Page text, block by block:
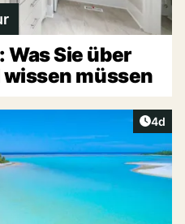
Was Sie über
wissen müssen
4d